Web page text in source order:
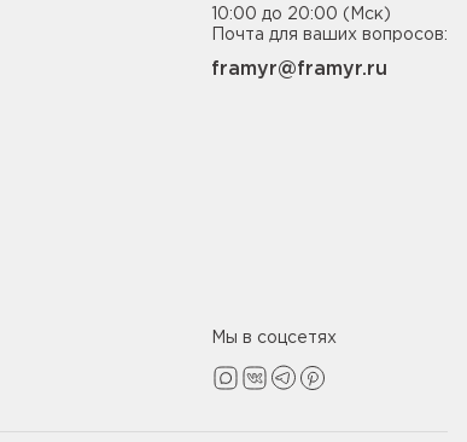
10:00 до 20:00 (Мск)
Почта для ваших вопросов:
framyr@framyr.ru
Мы в соцсетях